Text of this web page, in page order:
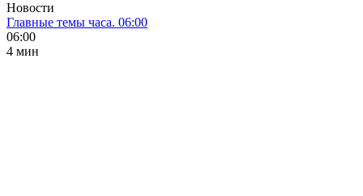
Новости
Главные темы часа. 06:00
06:00
4 мин